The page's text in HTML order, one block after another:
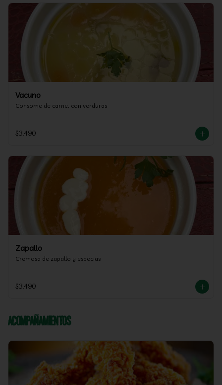
Vacuno
Consome de carne, con verduras
$3.490
Zapallo
Cremosa de zapallo y especias
$3.490
Acompañamientos